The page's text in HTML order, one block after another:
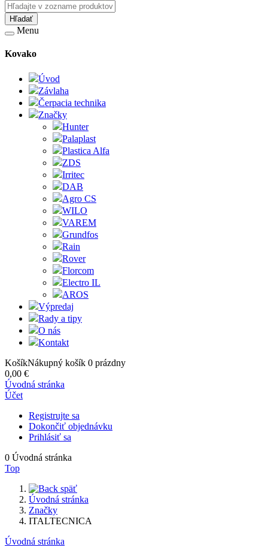
Hľadať
Menu
Kovako
Úvod
Závlaha
Čerpacia technika
Značky
Hunter
Palaplast
Plastica Alfa
ZDS
Irritec
DAB
Agro CS
WILO
VAREM
Grundfos
Rain
Rover
Florcom
Electro IL
AROS
Výpredaj
Rady a tipy
O nás
Kontakt
KošíkNákupný košík 0 prázdny
0,00 €
Úvodná stránka
Účet
Registrujte sa
Dokončiť objednávku
Prihlásiť sa
0 Úvodná stránka
Top
späť
Úvodná stránka
Značky
ITALTECNICA
Úvodná stránka